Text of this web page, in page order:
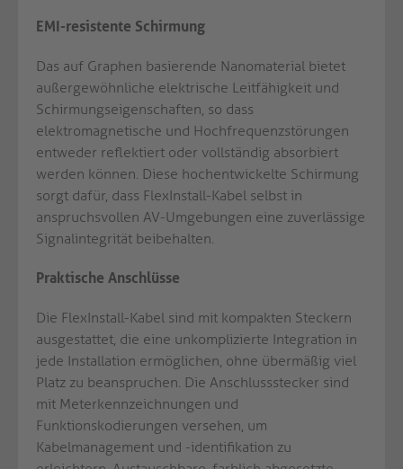
EMI-resistente Schirmung
Das auf Graphen basierende Nanomaterial bietet
außergewöhnliche elektrische Leitfähigkeit und
Schirmungseigenschaften, so dass
elektromagnetische und Hochfrequenzstörungen
entweder reflektiert oder vollständig absorbiert
werden können. Diese hochentwickelte Schirmung
sorgt dafür, dass FlexInstall-Kabel selbst in
anspruchsvollen AV-Umgebungen eine zuverlässige
Signalintegrität beibehalten.
Praktische Anschlüsse
Die FlexInstall-Kabel sind mit kompakten Steckern
ausgestattet, die eine unkomplizierte Integration in
jede Installation ermöglichen, ohne übermäßig viel
Platz zu beanspruchen. Die Anschlussstecker sind
mit Meterkennzeichnungen und
Funktionskodierungen versehen, um
Kabelmanagement und -identifikation zu